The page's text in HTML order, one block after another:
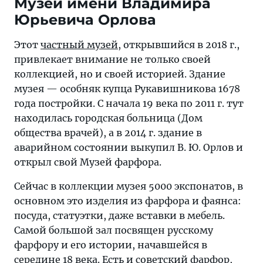
Юрьевича Орлова
Этот частный музей, открывшийся в 2018 г.,
привлекает внимание не только своей
коллекцией, но и своей историей. Здание
музея — особняк купца Рукавишникова 1678
года постройки. С начала 19 века по 2011 г. тут
находилась городская больница (Дом
общества врачей), а в 2014 г. здание в
аварийном состоянии выкупил В. Ю. Орлов и
открыл свой Музей фарфора.
Сейчас в коллекции музея 5000 экспонатов, в
основном это изделия из фарфора и фаянса:
посуда, статуэтки, даже вставки в мебель.
Самой большой зал посвящен русскому
фарфору и его истории, начавшейся в
середине 18 века. Есть и советский фарфор,